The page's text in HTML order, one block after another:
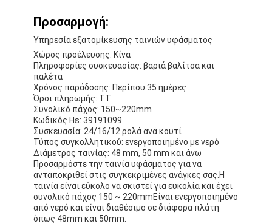
Προσαρμογή:
Υπηρεσία εξατομίκευσης ταινιών υφάσματος
Χώρος προέλευσης: Κίνα
Πληροφορίες συσκευασίας: βαριά βαλίτσα και
παλέτα
Χρόνος παράδοσης: Περίπου 35 ημέρες
Όροι πληρωμής: TT
Συνολικό πάχος: 150~220mm
Κωδικός Hs: 39191099
Συσκευασία: 24/16/12 ρολά ανά κουτί
Τύπος συγκολλητικού: ενεργοποιημένο με νερό
Διάμετρος ταινίας: 48 mm, 50 mm και άνω
Προσαρμόστε την ταινία υφάσματος για να
ανταποκριθεί στις συγκεκριμένες ανάγκες σας.Η
ταινία είναι εύκολο να σκιστεί για ευκολία και έχει
συνολικό πάχος 150 ~ 220mmΕίναι ενεργοποιημένο
από νερό και είναι διαθέσιμο σε διάφορα πλάτη
όπως 48mm και 50mm.